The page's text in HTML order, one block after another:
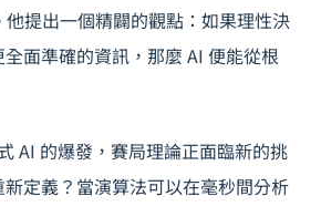
提出一個精闢的觀點：如果理性決
面準確的資訊，那麼 AI 便能從根
AI 的爆發，賽局理論正面臨新的挑
定義？當演算法可以在毫秒間分析